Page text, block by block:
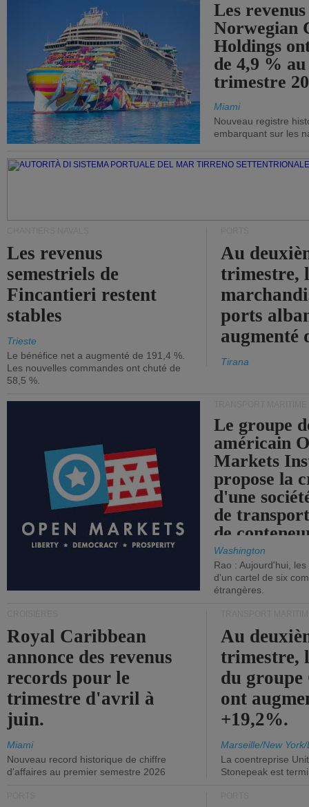
Les
Norwegian
Holdings
de 4,9 %
trimestre
Miami
Nouveau registre
embarquant sur les
Les revenus
semestriels de
Fincantieri restent
stables
Trieste
Le bénéfice net a augmenté de 191,4 %.
Les nouvelles commandes ont chuté de
58,5 %.
Au
trimestre,
ports
augmenté
Tirana
Le groupe
américain
Markets
propose la
d'une
de
de
Washington
Rao : Aujourd'hui,
d'un cartel de six
étrangères.
Royal Caribbean
annonce des revenus
records pour le
trimestre d'avril à
juin.
Miami
Nouveau record historique de chiffre
d'affaires au premier semestre 2026
Au
trimestre,
du
ont
+19,2%.
Marseille/New
La coentreprise
Stonepeak est